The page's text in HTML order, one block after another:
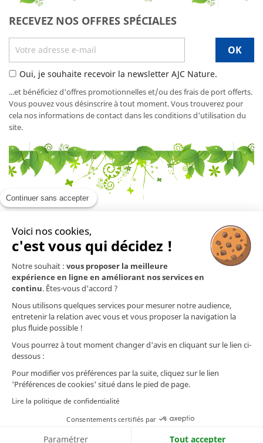
Continuer sans accepter
Voici nos cookies,
c'est vous qui décidez !
Notre souhait : vous proposer la meilleure
expérience en ligne en améliorant nos services en
continu. Êtes-vous d'accord ?
Nous utilisons quelques services pour mesurer notre audience,
entretenir la relation avec vous et vous proposer la navigation la
plus fluide possible !
Vous pourrez à tout moment changer d'avis en cliquant sur le lien ci-
dessous :
Pour modifier vos préférences par la suite, cliquez sur le lien
'Préférences de cookies' situé dans le pied de page.
Lire la politique de confidentialité
Consentements certifiés par
Paramétrer Tout accepter
RECEVEZ NOS OFFRES SPÉCIALES
Oui, je souhaite recevoir la newsletter AJC Nature.
...et bénéficiez d'offres promotionnelles et/ou des frais de port offerts.
Vous pouvez vous désinscrire à tout moment. Vous trouverez pour
cela nos informations de contact dans les conditions d'utilisation du
site.
En savoir plus 
Mentions légales
Nos produits
Contact
Nos préparations ne sont pas des médicaments (selon l'article L.5111-1 du Code
de la Santé Publique). Les informations (techniques et commerciales) présentes
sur ce site ou dans nos documents ainsi que nos conseils prodigués quant à
l'utilisation de nos préparations ne dispensent nullement d'un diagnostic
médical ou vétérinaire. Les informations que nous communiquons quant aux
ou vétérinaires rédigées par des professionnels de la santé et disponibles dans
des informations et/ou des conseils délivrés.